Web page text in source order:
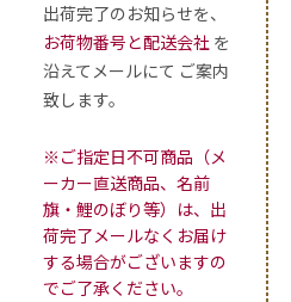
出荷完了のお知らせを、
お荷物番号と配送会社 を
沿えてメールにて ご案内
致します。
※ご指定日不可商品（メ
ーカー直送商品、名前
旗・鯉のぼり等）は、出
荷完了メールなくお届け
する場合がございますの
でご了承ください。